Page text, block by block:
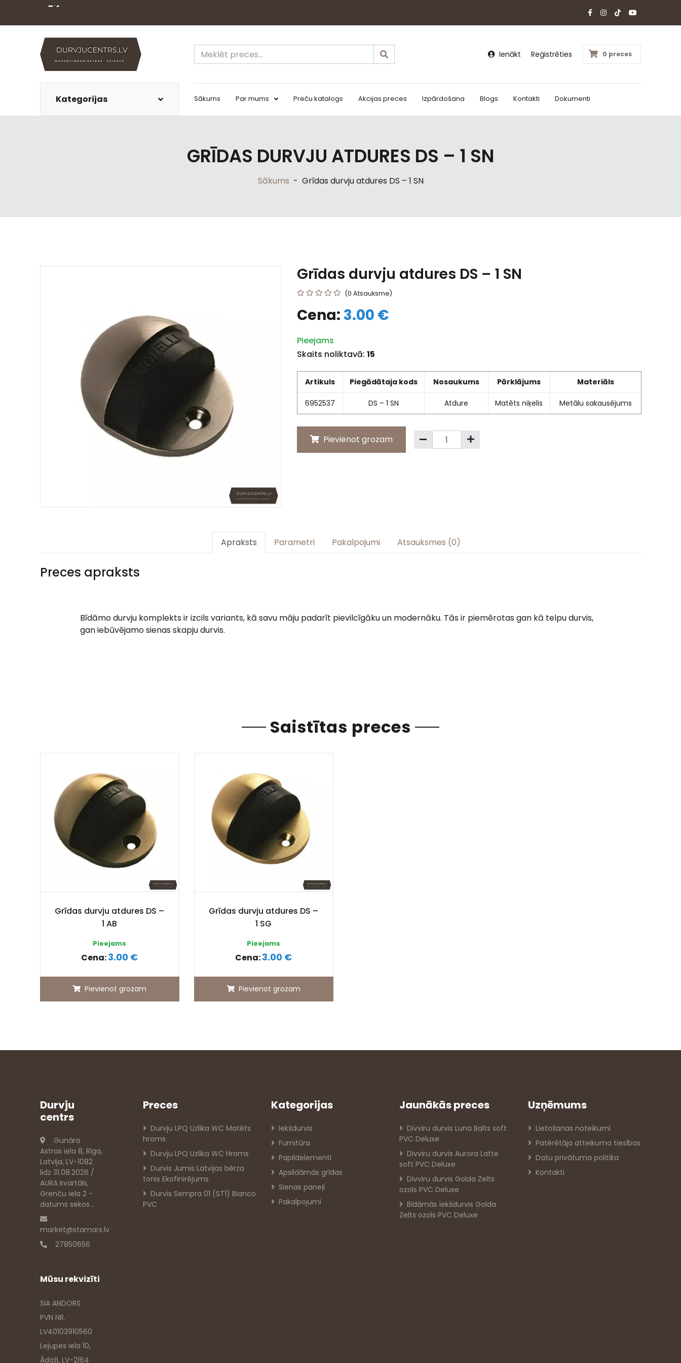
Ienākt Reģistrēties 0 preces
Kategorijas Sākums Par mums Preču katalogs Akcijas preces Izpārdošana Blogs Kontakti Dokumenti
GRĪDAS DURVJU ATDURES DS – 1 SN
Sākums - Grīdas durvju atdures DS – 1 SN
Grīdas durvju atdures DS – 1 SN
(0 Atsauksme)
Cena: 3.00 €
Pieejams
Skaits noliktavā: 15
Artikuls Piegādātaja kods Nosaukums Pārklājums Materiāls
6952537 DS – 1 SN Atdure Matēts niķelis Metālu sakausējums
Pievienot grozam
Apraksts Parametri Pakalpojumi Atsauksmes (0)
Preces apraksts
Bīdāmo durvju komplekts ir izcils variants, kā savu māju padarīt pievilcīgāku un modernāku. Tās ir piemērotas gan kā telpu durvis,
gan iebūvējamo sienas skapju durvis.
Saistītas preces
Grīdas durvju atdures DS –
1 AB
Pieejams
Cena:3.00 €
Pievienot grozam
Grīdas durvju atdures DS –
1 SG
Pieejams
Cena:3.00 €
Pievienot grozam
Durvju
centrs
Gunāra
Astras iela 8, Rīga,
Latvija, LV-1082
lidz 31.08.2026 /
AURA kvartāls,
Grenču iela 2 -
datums sekos...
market@stamars.lv
27850656
Mūsu rekvizīti
SIA ANDORS
PVN NR.
LV40103910560
Lejupes iela 10,
Ādaži, LV-2164
Preces
Durvju LPQ Uzlika WC Matēts
hroms
Durvju LPQ Uzlika WC Hroms
Durvis Jumis Latvijas bērza
tonis Ekofinirējums
Durvis Sempra 01 (ST1) Bianco
PVC
Kategorijas
Iekšdurvis
Furnitūra
Papildelementi
Apsildāmās grīdas
Sienas paneļi
Pakalpojumi
Jaunākās preces
Divviru durvis Luna Balts soft
PVC Deluxe
Divviru durvis Aurora Latte
soft PVC Deluxe
Divviru durvis Golda Zelts
ozols PVC Deluxe
Bīdāmās iekšdurvis Golda
Zelts ozols PVC Deluxe
Uzņēmums
Lietošanas noteikumi
Patērētāja atteikuma tiesības
Datu privātuma politika
Kontakti